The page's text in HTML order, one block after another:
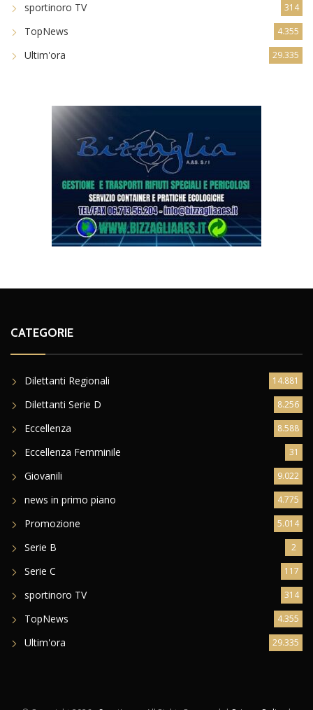
Serie C 117
sportinoro TV 314
TopNews 4.355
CATEGORIE
Dilettanti Regionali 14.881
Dilettanti Serie D 8.256
Eccellenza 8.588
Eccellenza Femminile 31
Giovanili 9.022
news in primo piano 4.775
Promozione 5.014
Serie B 2
Serie C 117
sportinoro TV 314
TopNews 4.355